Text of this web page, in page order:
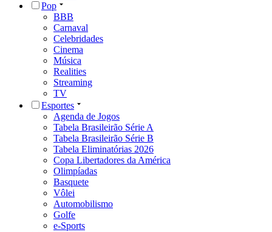
Pop
BBB
Carnaval
Celebridades
Cinema
Música
Realities
Streaming
TV
Esportes
Agenda de Jogos
Tabela Brasileirão Série A
Tabela Brasileirão Série B
Tabela Eliminatórias 2026
Copa Libertadores da América
Olimpíadas
Basquete
Vôlei
Automobilismo
Golfe
e-Sports